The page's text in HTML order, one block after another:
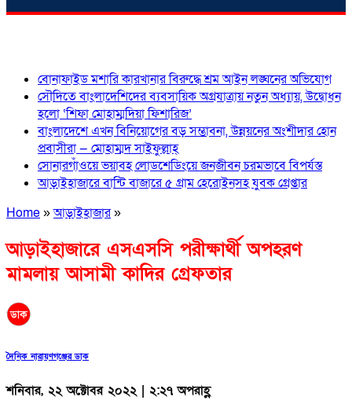
বোনাফাইড মশারি কারখানার বিরুদ্ধে শ্রম আইন লঙ্ঘনের অভিযোগ
সৌদিতে বাংলাদেশিদের ব্যবসায়িক অগ্রযাত্রায় নতুন অধ্যায়, উদ্বোধন
হলো ‘শিফা মোহাম্মদিয়া ফিশারিজ’
বাংলাদেশে এখন বিনিয়োগের বড় সম্ভাবনা, উন্নয়নের অংশীদার হোন
প্রবাসীরা — মোহাম্মদ সাইফুল্লাহ্
সোনারগাঁওয়ে ভয়াবহ লোডশেডিংয়ে জনজীবন চরমভাবে বিপর্যস্ত
আড়াইহাজারে বান্টি বাজারে ৫ গ্রাম হেরোইনসহ যুবক গ্রেপ্তার
Home»আড়াইহাজার»
আড়াইহাজারে এসএসসি পরীক্ষার্থী অপহরণ
মামলায় আসামী কাদির গ্রেফতার
দৈনিক নারায়ণগঞ্জের ডাক
শনিবার, ২২ অক্টোবর ২০২২ | ২:২৭ অপরাহ্ণ